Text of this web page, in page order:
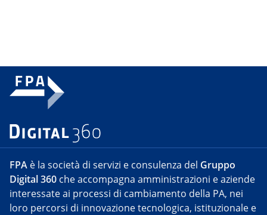
FPA è la società di servizi e consulenza del Gruppo
Digital 360 che accompagna amministrazioni e aziende
interessate ai processi di cambiamento della PA, nei
loro percorsi di innovazione tecnologica, istituzionale e